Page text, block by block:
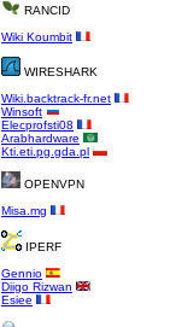
RANCID
Wiki Koumbit
WIRESHARK
Wiki.backtrack-fr.net
Winsoft
Elecprofsti08
Arabhardware
Kti.eti.pg.gda.pl
OPENVPN
Misa.mg
IPERF
Gennio
Diigo Rizwan
Esiee